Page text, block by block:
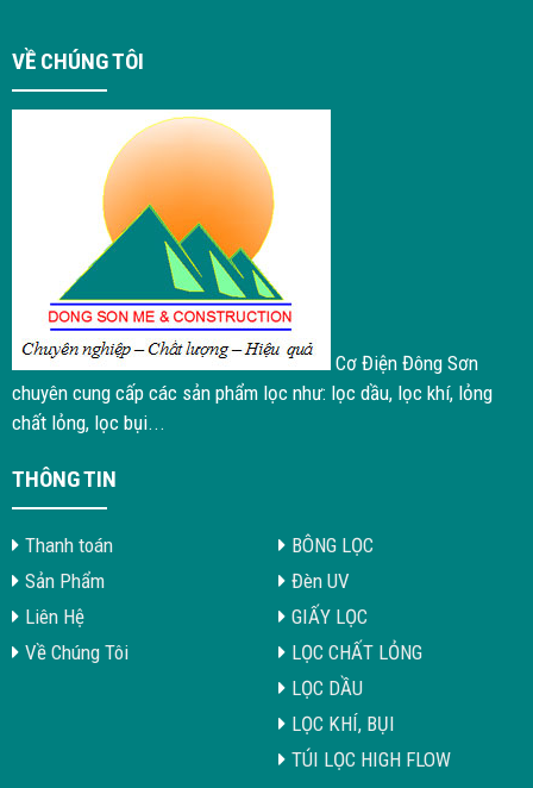
VỀ CHÚNG TÔI
Cơ Điện Đông Sơn
chuyên cung cấp các sản phẩm lọc như: lọc dầu, lọc khí, lỏng
chất lỏng, lọc bụi...
THÔNG TIN
Thanh toán
Sản Phẩm
Liên Hệ
Về Chúng Tôi
BÔNG LỌC
Đèn UV
GIẤY LỌC
LỌC CHẤT LỎNG
LỌC DẦU
LỌC KHÍ, BỤI
TÚI LỌC HIGH FLOW